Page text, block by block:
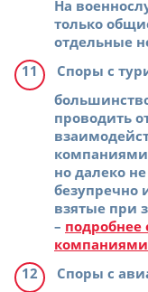
На
только
отдельные
Споры с
проводить
компаниями
но далеко
безупречно
взятые при
– подробнее
компаниями
Споры с